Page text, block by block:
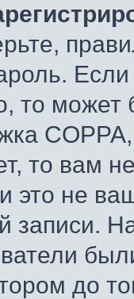
то может
то вам
это не
записи.
до